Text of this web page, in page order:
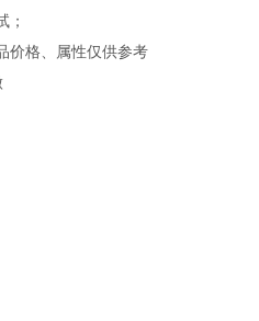
；
价格、属性仅供参考